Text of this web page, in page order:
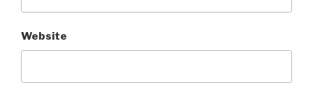
Website